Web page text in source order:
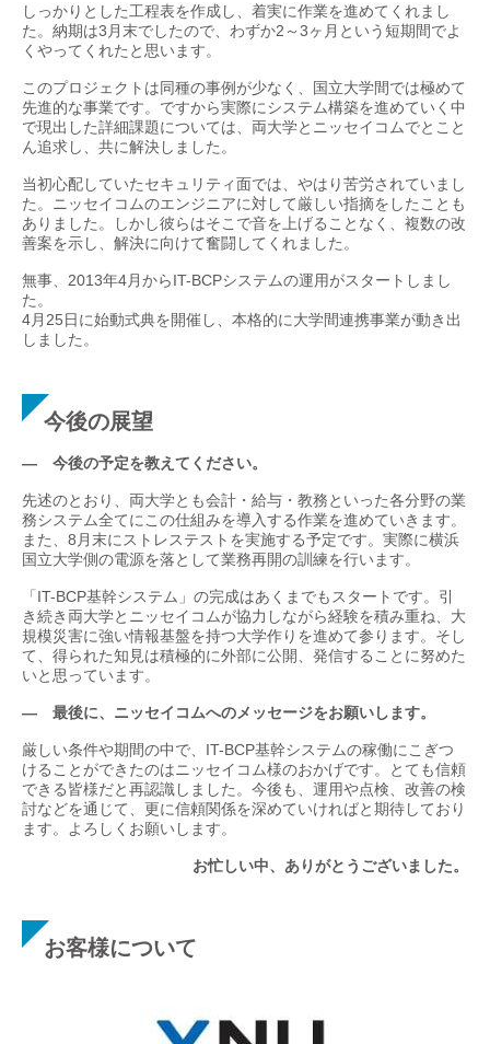
しっかりとした工程表を作成し、着実に作業を進めてくれまし
た。納期は3月末でしたので、わずか2～3ヶ月という短期間でよ
くやってくれたと思います。
このプロジェクトは同種の事例が少なく、国立大学間では極めて
先進的な事業です。ですから実際にシステム構築を進めていく中
で現出した詳細課題については、両大学とニッセイコムでとこと
ん追求し、共に解決しました。
当初心配していたセキュリティ面では、やはり苦労されていまし
た。ニッセイコムのエンジニアに対して厳しい指摘をしたことも
ありました。しかし彼らはそこで音を上げることなく、複数の改
善案を示し、解決に向けて奮闘してくれました。
無事、2013年4月からIT-BCPシステムの運用がスタートしまし
た。
4月25日に始動式典を開催し、本格的に大学間連携事業が動き出
しました。
今後の展望
— 今後の予定を教えてください。
先述のとおり、両大学とも会計・給与・教務といった各分野の業
務システム全てにこの仕組みを導入する作業を進めていきます。
また、8月末にストレステストを実施する予定です。実際に横浜
国立大学側の電源を落として業務再開の訓練を行います。
「IT-BCP基幹システム」の完成はあくまでもスタートです。引
き続き両大学とニッセイコムが協力しながら経験を積み重ね、大
規模災害に強い情報基盤を持つ大学作りを進めて参ります。そし
て、得られた知見は積極的に外部に公開、発信することに努めた
いと思っています。
— 最後に、ニッセイコムへのメッセージをお願いします。
厳しい条件や期間の中で、IT-BCP基幹システムの稼働にこぎつ
けることができたのはニッセイコム様のおかげです。とても信頼
できる皆様だと再認識しました。今後も、運用や点検、改善の検
討などを通じて、更に信頼関係を深めていければと期待しており
ます。よろしくお願いします。
お忙しい中、ありがとうございました。
お客様について